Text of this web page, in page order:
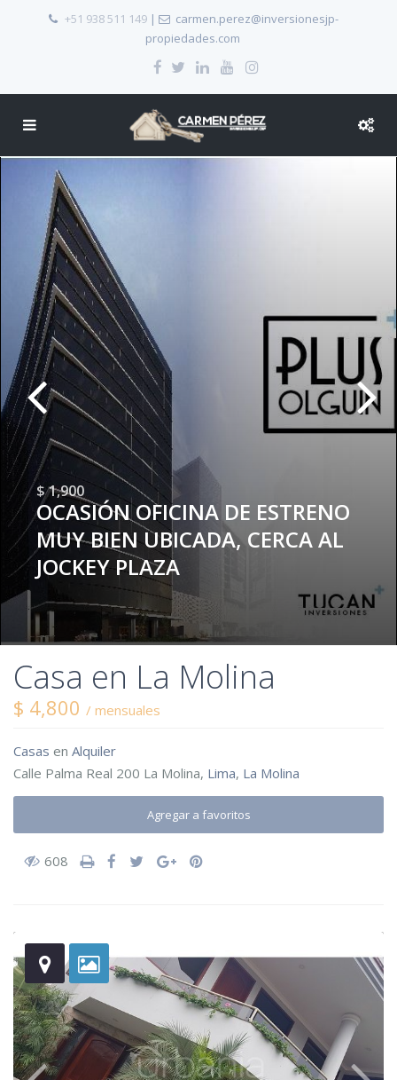
+51 938 511 149|
carmen.perez@inversionesjp-
propiedades.com
$ 1,900
OCASIÓN OFICINA DE ESTRENO
MUY BIEN UBICADA, CERCA AL
JOCKEY PLAZA
Casa en La Molina
$ 4,800 / mensuales
Casas en Alquiler
Calle Palma Real 200 La Molina, Lima, La Molina
Agregar a favoritos
608